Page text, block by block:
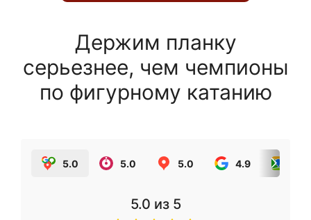
Держим планку
серьезнее, чем чемпионы
по фигурному катанию
5.0 5.0 5.0 4.9
5.0 из 5